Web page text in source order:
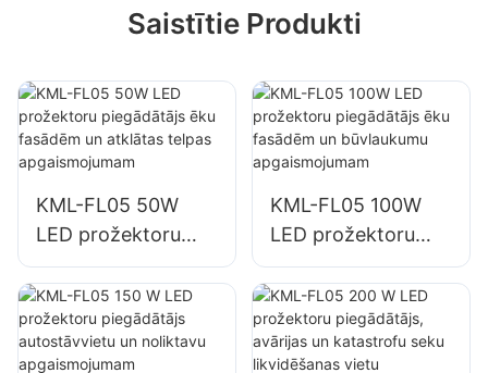
Saistītie Produkti
KML-FL05 50W
LED prožektoru
piegādātājs ēku
fasādēm un
atklātas telpas
apgaismojumam
KML-FL05 100W
LED prožektoru
piegādātājs ēku
fasādēm un
būvlaukumu
apgaismojumam